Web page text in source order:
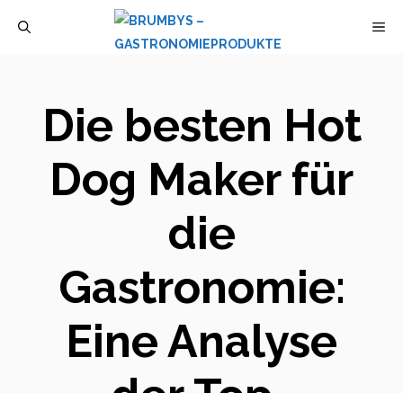
Die besten Hot
Dog Maker für
die
Gastronomie:
Eine Analyse